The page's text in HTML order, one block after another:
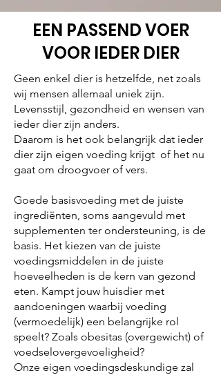
EEN PASSEND VOER
VOOR IEDER DIER
Geen enkel dier is hetzelfde, net zoals
wij mensen allemaal uniek zijn.
Levensstijl, gezondheid en wensen van
ieder dier zijn anders.
Daarom is het ook belangrijk dat ieder
dier zijn eigen voeding krijgt of het nu
gaat om droogvoer of vers.
Goede basisvoeding met de juiste
ingrediënten, soms aangevuld met
supplementen ter ondersteuning, is de
basis. Het kiezen van de juiste
voedingsmiddelen in de juiste
hoeveelheden is de kern van gezond
eten. Kampt jouw huisdier met
aandoeningen waarbij voeding
(vermoedelijk) een belangrijke rol
speelt? Zoals obesitas (overgewicht) of
voedselovergevoeligheid?
Onze eigen voedingsdeskundige zal